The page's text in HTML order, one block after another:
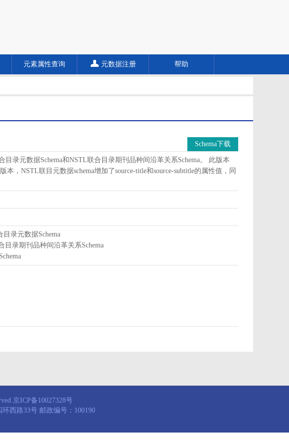
元素属性查询 元数据注册 帮助
Schema下载
录元数据Schema和NSTL联合目录期刊品种间沿革关系Schema。 此版本
，NSTL联目元数据schema增加了source-title和source-subtitle的属性值，同
目录元数据Schema
目录期刊品种间沿革关系Schema
京ICP备10027328号
西路33号 邮政编号：100190